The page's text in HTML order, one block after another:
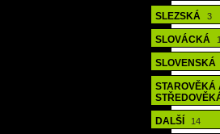
SLEZSKÁ 3
SLOVÁCKÁ 1
SLOVENSKÁ
STAROVĚKÁ
DALŠÍ 14